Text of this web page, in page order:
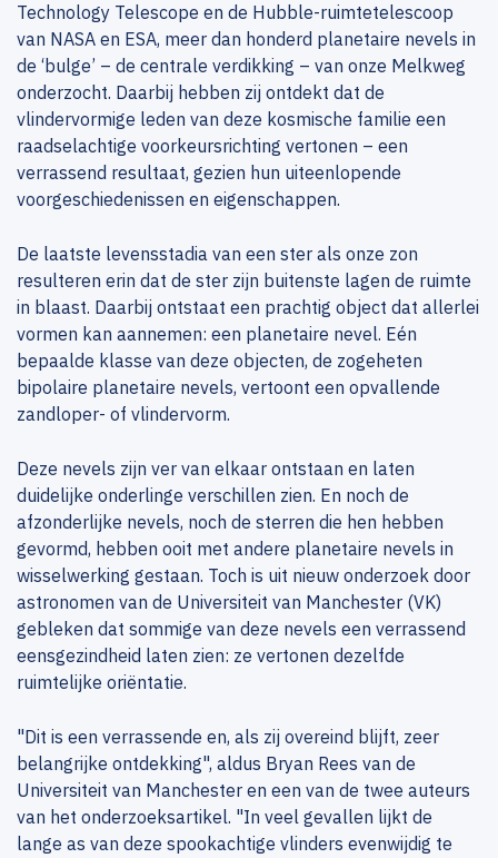
Technology Telescope en de Hubble-ruimtetelescoop
van NASA en ESA, meer dan honderd planetaire nevels in
de ‘bulge’ – de centrale verdikking – van onze Melkweg
onderzocht. Daarbij hebben zij ontdekt dat de
vlindervormige leden van deze kosmische familie een
raadselachtige voorkeursrichting vertonen – een
verrassend resultaat, gezien hun uiteenlopende
voorgeschiedenissen en eigenschappen.
De laatste levensstadia van een ster als onze zon
resulteren erin dat de ster zijn buitenste lagen de ruimte
in blaast. Daarbij ontstaat een prachtig object dat allerlei
vormen kan aannemen: een planetaire nevel. Eén
bepaalde klasse van deze objecten, de zogeheten
bipolaire planetaire nevels, vertoont een opvallende
zandloper- of vlindervorm.
Deze nevels zijn ver van elkaar ontstaan en laten
duidelijke onderlinge verschillen zien. En noch de
afzonderlijke nevels, noch de sterren die hen hebben
gevormd, hebben ooit met andere planetaire nevels in
wisselwerking gestaan. Toch is uit nieuw onderzoek door
astronomen van de Universiteit van Manchester (VK)
gebleken dat sommige van deze nevels een verrassend
eensgezindheid laten zien: ze vertonen dezelfde
ruimtelijke oriëntatie.
"Dit is een verrassende en, als zij overeind blijft, zeer
belangrijke ontdekking", aldus Bryan Rees van de
Universiteit van Manchester en een van de twee auteurs
van het onderzoeksartikel. "In veel gevallen lijkt de
lange as van deze spookachtige vlinders evenwijdig te